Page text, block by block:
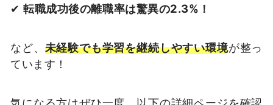
✔転職成功後の離職率は驚異の2.3%！
など、 未経験でも学習を継続しやすい環境が整っ
ています！